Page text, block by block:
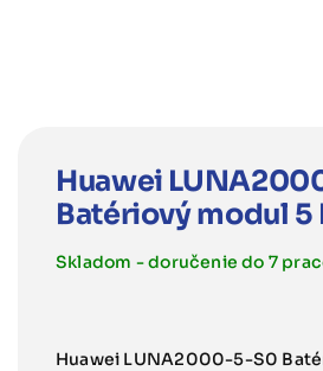
Huawei
Batériový modul 5
Skladom - doručenie do 7
Huawei LUNA2000-5-S0